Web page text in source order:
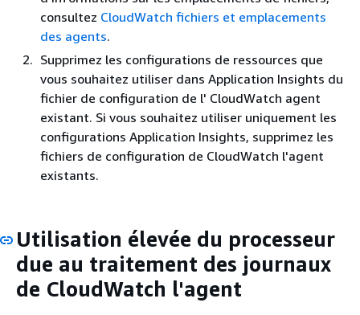
consultez CloudWatch fichiers et emplacements
des agents.
Supprimez les configurations de ressources que
vous souhaitez utiliser dans Application Insights du
fichier de configuration de l' CloudWatch agent
existant. Si vous souhaitez utiliser uniquement les
configurations Application Insights, supprimez les
fichiers de configuration de CloudWatch l'agent
existants.
Utilisation élevée du processeur
due au traitement des journaux
de CloudWatch l'agent